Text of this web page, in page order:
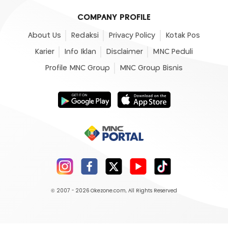
COMPANY PROFILE
About Us Redaksi Privacy Policy Kotak Pos
Karier Info Iklan Disclaimer MNC Peduli
Profile MNC Group MNC Group Bisnis
© 2007 - 2026 Okezone.com, All Rights Reserved